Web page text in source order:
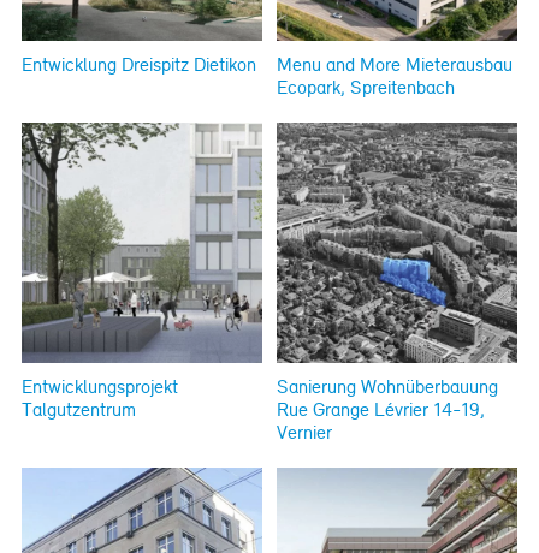
Entwicklung Dreispitz Dietikon
Menu and More Mieterausbau
Ecopark, Spreitenbach
Entwicklungsprojekt
Talgutzentrum
Sanierung Wohnüberbauung
Rue Grange Lévrier 14-19,
Vernier